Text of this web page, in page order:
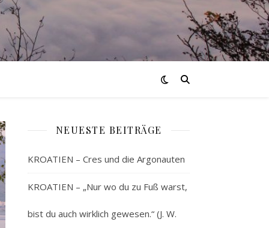
NEUESTE BEITRÄGE
KROATIEN – Cres und die Argonauten
KROATIEN – „Nur wo du zu Fuß warst,
bist du auch wirklich gewesen.“ (J. W.